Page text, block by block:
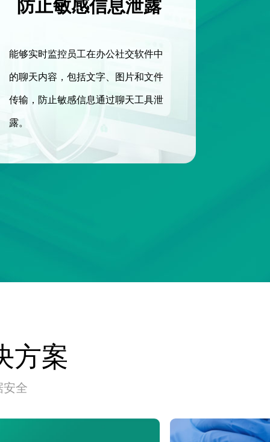
能够实时监控员工在办公社交软件中
的聊天内容，包括文字、图片和文件
传输，防止敏感信息通过聊天工具泄
露。
方案
全